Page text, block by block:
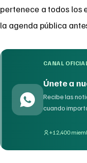
pertenece a todos los
la agenda pública
CANAL
Únete a
Recibe las
cuando
+12,400